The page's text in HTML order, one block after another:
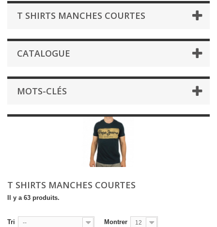
T SHIRTS MANCHES COURTES
CATALOGUE
MOTS-CLÉS
T SHIRTS MANCHES COURTES
Il y a 63 produits.
Tri -- Montrer 12